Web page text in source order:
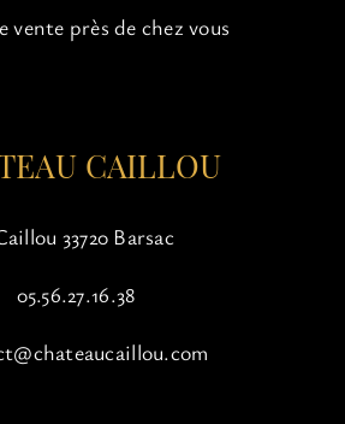
la
vente près de chez vous
CAILLOU
33720 Barsac
05.56.27.16.38